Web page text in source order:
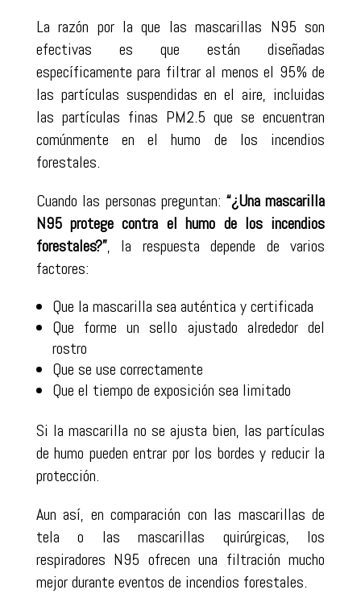
La razón por la que las mascarillas N95 son
efectivas es que están diseñadas
específicamente para filtrar al menos el 95% de
las partículas suspendidas en el aire, incluidas
las partículas finas PM2.5 que se encuentran
comúnmente en el humo de los incendios
forestales.
Cuando las personas preguntan: “¿Una mascarilla
N95 protege contra el humo de los incendios
forestales?”, la respuesta depende de varios
factores:
Que la mascarilla sea auténtica y certificada
Que forme un sello ajustado alrededor del
rostro
Que se use correctamente
Que el tiempo de exposición sea limitado
Si la mascarilla no se ajusta bien, las partículas
de humo pueden entrar por los bordes y reducir la
protección.
Aun así, en comparación con las mascarillas de
tela o las mascarillas quirúrgicas, los
respiradores N95 ofrecen una filtración mucho
mejor durante eventos de incendios forestales.